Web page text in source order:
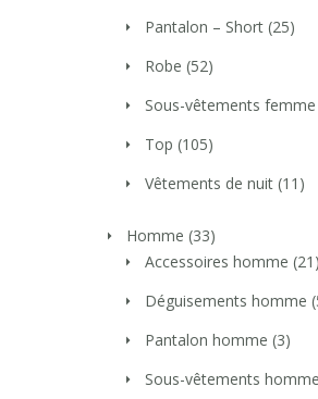
Pantalon – Short (25)
Robe (52)
Sous-vêtements femme
Top (105)
Vêtements de nuit (11)
Homme (33)
Accessoires homme (21)
Déguisements homme
Pantalon homme (3)
Sous-vêtements homme